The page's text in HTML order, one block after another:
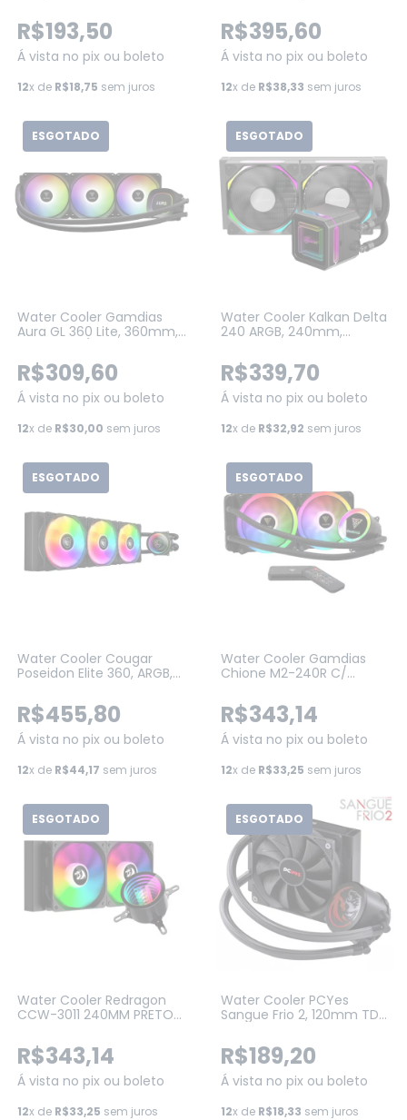
(KLK00068)
R$193,50
Á vista no pix ou boleto
12x de R$18,75 sem juros
(R-LE360-WHAMMN-G-2)
R$395,60
Á vista no pix ou boleto
12x de R$38,33 sem juros
ESGOTADO
Water Cooler Gamdias
Aura GL 360 Lite, 360mm,
R$309,60
Á vista no pix ou boleto
12x de R$30,00 sem juros
ESGOTADO
Water Cooler Kalkan Delta
240 ARGB, 240mm,
(KLK00050)
R$339,70
Á vista no pix ou boleto
12x de R$32,92 sem juros
ESGOTADO
Water Cooler Cougar
Poseidon Elite 360, ARGB,
(3MPSD360.0001)
R$455,80
Á vista no pix ou boleto
12x de R$44,17 sem juros
ESGOTADO
Water Cooler Gamdias
Chione M2-240R C/
Intel-AMD
R$343,14
Á vista no pix ou boleto
12x de R$33,25 sem juros
ESGOTADO
Water Cooler Redragon
CCW-3011 240MM PRETO
R$343,14
Á vista no pix ou boleto
12x de R$33,25 sem juros
ESGOTADO
Water Cooler PCYes
Sangue Frio 2, 120mm TDP
R$189,20
Á vista no pix ou boleto
12x de R$18,33 sem juros